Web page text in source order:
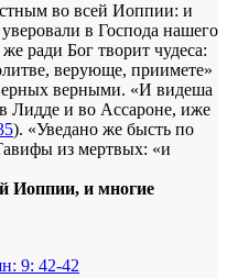
во всей Иоппии: и
в Господа нашего
ради Бог творит чудеса:
верующе, приимете»
верными. «И видеша
Лидде и во Ассароне, иже
). «Уведано же бысть по
из мертвых: «и
Иоппии, и многие
9: 42-42